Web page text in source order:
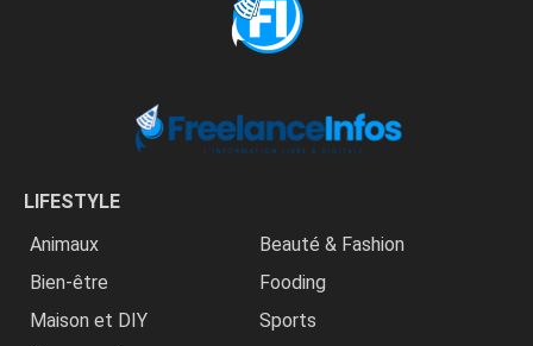
LIFESTYLE
Animaux
Beauté & Fashion
Bien-être
Fooding
Maison et DIY
Sports